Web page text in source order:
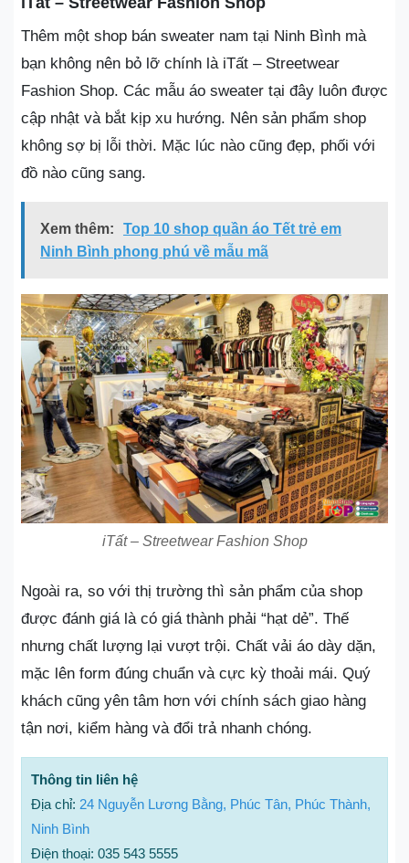
Thêm một shop bán sweater nam tại Ninh Bình mà
bạn không nên bỏ lỡ chính là iTất – Streetwear
Fashion Shop. Các mẫu áo sweater tại đây luôn được
cập nhật và bắt kịp xu hướng. Nên sản phẩm shop
không sợ bị lỗi thời. Mặc lúc nào cũng đẹp, phối với
đồ nào cũng sang.
Xem thêm:
Top 10 shop quần áo Tết trẻ em
Ninh Bình phong phú về mẫu mã
iTất – Streetwear Fashion Shop
Ngoài ra, so với thị trường thì sản phẩm của shop
được đánh giá là có giá thành phải “hạt dẻ”. Thế
nhưng chất lượng lại vượt trội. Chất vải áo dày dặn,
mặc lên form đúng chuẩn và cực kỳ thoải mái. Quý
khách cũng yên tâm hơn với chính sách giao hàng
tận nơi, kiểm hàng và đổi trả nhanh chóng.
Thông tin liên hệ
Địa chỉ: 24 Nguyễn Lương Bằng, Phúc Tân, Phúc Thành,
Ninh Bình
Điện thoại: 035 543 5555